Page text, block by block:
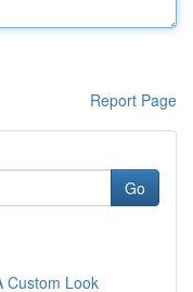
Report Page
Go
Custom Look